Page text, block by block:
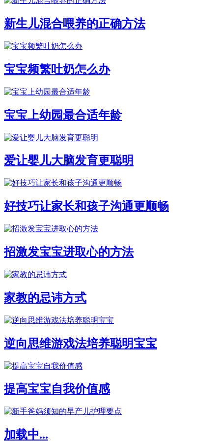
新生儿混合喂养的正确方法
宝宝频繁吐奶怎么办
宝宝上幼园最合适年龄
爱让婴儿大脑发育更聪明
好技巧让家长和孩子沟通更顺畅
招激发宝宝进取心的方法
家教的忌讳方式
逆向思维游戏法培养聪明宝宝
提高宝宝自我价值感
加载中...